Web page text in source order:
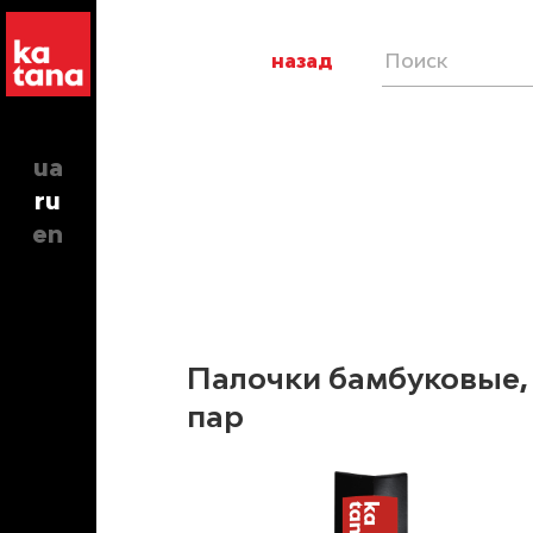
ua
ru
en
Палочки бамбуковые,
пар
назад